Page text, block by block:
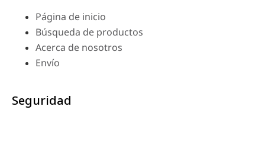
Página de inicio
Búsqueda de productos
Acerca de nosotros
Envío
Seguridad